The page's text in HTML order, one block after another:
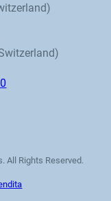
All Rights Reserved.